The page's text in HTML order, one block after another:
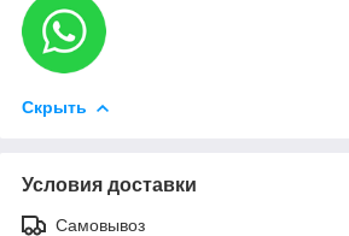
Скрыть
Условия доставки
Самовывоз